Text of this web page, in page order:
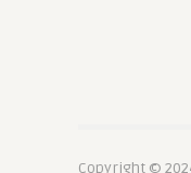
Copyright ©